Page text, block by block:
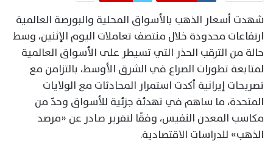
شهدت أسعار الذهب بالأسواق المحلية والبورصة العالمية
ارتفاعات محدودة خلال منتصف تعاملات اليوم الإثنين، وسط
حالة من الترقب الحذر التي تسيطر على الأسواق العالمية
لمتابعة تطورات الصراع في الشرق الأوسط، بالتزامن مع
تصريحات إيرانية أكدت استمرار المحادثات مع الولايات
المتحدة، ما ساهم في تهدئة جزئية للأسواق وحدّ من
مكاسب المعدن النفيس، وفقًا لتقرير صادر عن «مرصد
الذهب» للدراسات الاقتصادية.